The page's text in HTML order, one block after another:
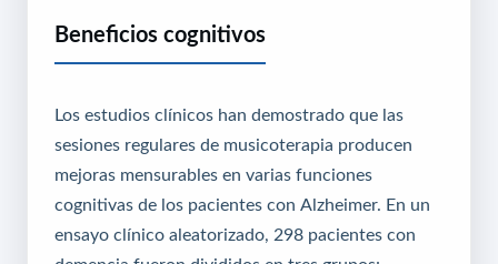
Beneficios cognitivos
Los estudios clínicos han demostrado que las
sesiones regulares de musicoterapia producen
mejoras mensurables en varias funciones
cognitivas de los pacientes con Alzheimer. En un
ensayo clínico aleatorizado, 298 pacientes con